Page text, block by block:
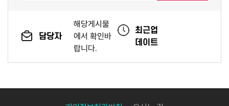
담당자
해당게시물
에서 확인바
랍니다.
최근업
데이트